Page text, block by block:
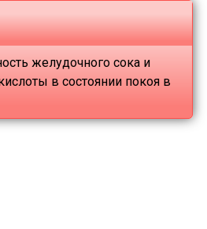
желудочного сока и
в состоянии покоя в